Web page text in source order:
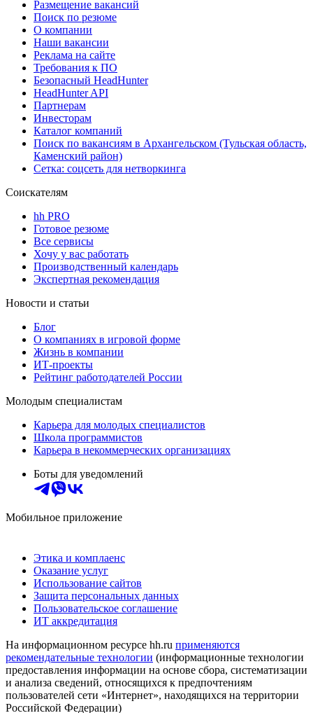
Размещение вакансий
Поиск по резюме
О компании
Наши вакансии
Реклама на сайте
Требования к ПО
Безопасный HeadHunter
HeadHunter API
Партнерам
Инвесторам
Каталог компаний
Поиск по вакансиям в Архангельском (Тульская область,
Каменский район)
Сетка: соцсеть для нетворкинга
Соискателям
hh PRO
Готовое резюме
Все сервисы
Хочу у вас работать
Производственный календарь
Экспертная рекомендация
Новости и статьи
Блог
О компаниях в игровой форме
Жизнь в компании
ИТ-проекты
Рейтинг работодателей России
Молодым специалистам
Карьера для молодых специалистов
Школа программистов
Карьера в некоммерческих организациях
Боты для уведомлений
Мобильное приложение
Этика и комплаенс
Оказание услуг
Использование сайтов
Защита персональных данных
Пользовательское соглашение
ИТ аккредитация
На информационном ресурсе hh.ru применяются
рекомендательные технологии (информационные технологии
предоставления информации на основе сбора, систематизации
и анализа сведений, относящихся к предпочтениям
пользователей сети «Интернет», находящихся на территории
Российской Федерации)